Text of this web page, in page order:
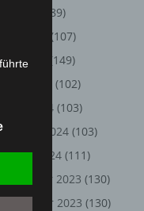
(89)
(107)
Mai 2024
(149)
(102)
März 2024 (103)
2024 (103)
2024 (111)
Dezember 2023 (130)
November 2023 (130)